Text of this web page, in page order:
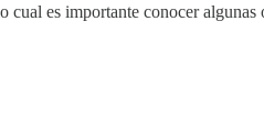
es importante conocer